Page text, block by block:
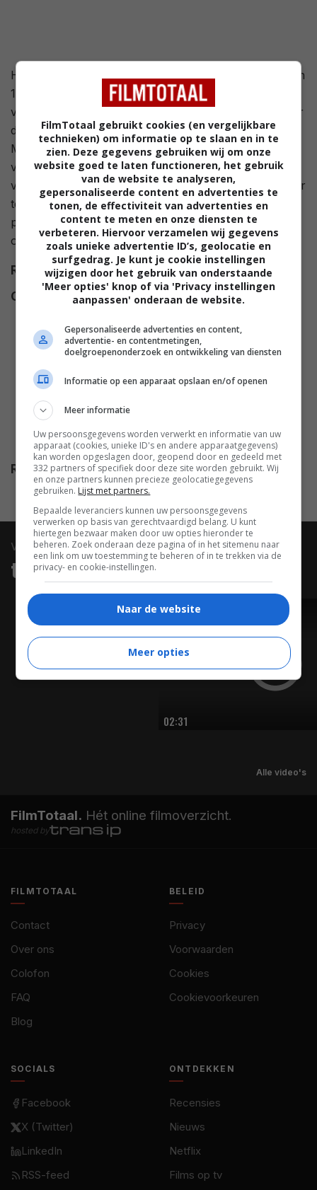
Het verhaal speelt zich af in het Engeland van de jaren
1800. Wanneer ze niet voldoet aan één van zijn eisen
voor een bruid, wordt Julia Thistlewaite gedumpt door
de meest begeerde vrijgezel van Londen, dhr.
Malcolm. Omdat ze zich vernederd voelt en
vastbesloten is wraak te nemen, overtuigt ze haar
vriendin Selina Dalton om de rol van zijn ideale partner
te spelen. Al snel vraagt dhr. Malcolm zich af of hij de
perfecte vrouw heeft gevonden, of een gewiekste
oplichtster.
Regie Emma Holly Jones.
Cast
Doña Croll,Sophie Vavasseur
Freida Pinto,Oliver Jackson-
Cohen,Zawe Ashton,Sianad
Mori,Divian Ladwa ,Sope Dirisu
Danielle Ryan
Emma Willis,Derek Carroll.
Release
01.07.2022
video
trailers & clips
02:31
Alle video's
FilmTotaal. Hét online filmoverzicht.
hosted by
FILMTOTAAL
Contact
Over ons
Colofon
FAQ
Blog
BELEID
Privacy
Voorwaarden
Cookies
Cookievoorkeuren
SOCIALS
Facebook
X (Twitter)
LinkedIn
RSS-feed
ONTDEKKEN
Recensies
Nieuws
Netflix
Films op tv
FilmTotaal gebruikt cookies (en vergelijkbare
technieken) om informatie op te slaan en in te
zien. Deze gegevens gebruiken wij om onze
website goed te laten functioneren, het gebruik
van de website te analyseren,
gepersonaliseerde content en advertenties te
tonen, de effectiviteit van advertenties en
content te meten en onze diensten te
verbeteren. Hiervoor verzamelen wij gegevens
zoals unieke advertentie ID’s, geolocatie en
surfgedrag. Je kunt je cookie instellingen
wijzigen door het gebruik van onderstaande
'Meer opties' knop of via 'Privacy instellingen
aanpassen' onderaan de website.
Gepersonaliseerde advertenties en content,
advertentie- en contentmetingen,
doelgroepenonderzoek en ontwikkeling van diensten
Informatie op een apparaat opslaan en/of openen
Meer informatie
Uw persoonsgegevens worden verwerkt en informatie van uw
apparaat (cookies, unieke ID's en andere apparaatgegevens)
kan worden opgeslagen door, geopend door en gedeeld met
332 partners of specifiek door deze site worden gebruikt. Wij
en onze partners kunnen precieze geolocatiegegevens
gebruiken. Lijst met partners.
Bepaalde leveranciers kunnen uw persoonsgegevens
verwerken op basis van gerechtvaardigd belang. U kunt
hiertegen bezwaar maken door uw opties hieronder te
beheren. Zoek onderaan deze pagina of in het sitemenu naar
een link om uw toestemming te beheren of in te trekken via de
privacy- en cookie-instellingen.
Naar de website
Meer opties